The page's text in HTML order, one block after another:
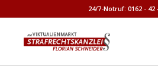
24/7-Notruf: 0162 - 42